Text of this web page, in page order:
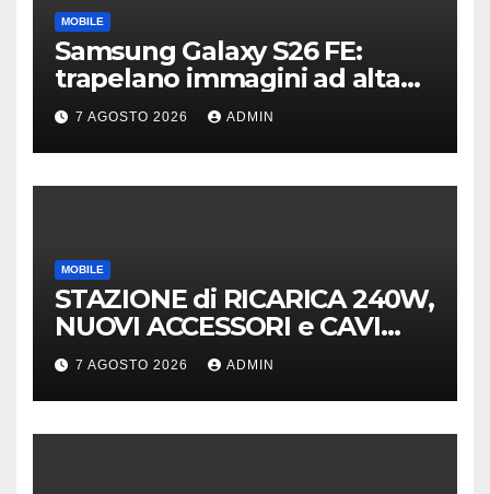
MOBILE
Samsung Galaxy S26 FE:
trapelano immagini ad alta
risoluzione e dettagli sul
design
7 AGOSTO 2026 ADMIN
MOBILE
STAZIONE di RICARICA 240W,
NUOVI ACCESSORI e CAVI
40Gb SBS
7 AGOSTO 2026 ADMIN